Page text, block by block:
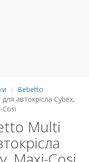
Bebetto
автокрісла Cybex,
Cosi
Multi